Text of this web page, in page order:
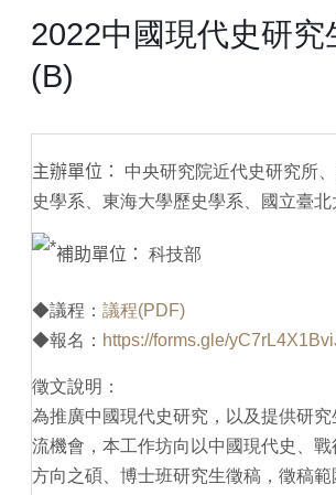
2022中國現代史研究
(B)
主辦單位：
中央研究院近代史研究所
史學系、東海大學歷史學系、國立臺
補助單位： 科技部
◆議程： 議程(PDF)
◆報名： https://forms.gle/
徵文說明：
為推廣中國現代史研究，以及提供研
流機會，本工作坊向以中國現代史、
方向之碩、博士班研究生徵稿，徵稿